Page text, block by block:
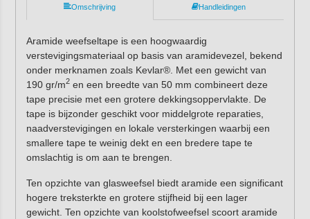
Omschrijving Handleidingen
Aramide weefseltape is een hoogwaardig
verstevigingsmateriaal op basis van aramidevezel, bekend
onder merknamen zoals Kevlar®. Met een gewicht van
190 gr/m2en een breedte van 50 mm combineert deze
tape precisie met een grotere dekkingsoppervlakte. De
tape is bijzonder geschikt voor middelgrote reparaties,
naadverstevigingen en lokale versterkingen waarbij een
smallere tape te weinig dekt en een bredere tape te
omslachtig is om aan te brengen.
Ten opzichte van glasweefsel biedt aramide een significant
hogere treksterkte en grotere stijfheid bij een lager
gewicht. Ten opzichte van koolstofweefsel scoort aramide